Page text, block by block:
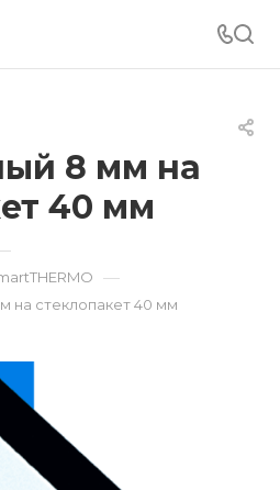
8 мм на
40 мм
—
на стеклопакет 40 мм